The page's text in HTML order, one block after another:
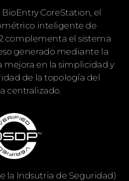
CoreStation, el
inteligente de
complementa el sistema
generado mediante la
en la simplicidad y
de la topología del
centralizado.
la Indsutria de Seguridad)